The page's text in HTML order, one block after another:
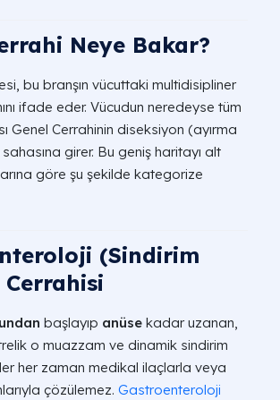
Neye Bakar?
bu branşın vücuttaki multidisipliner
ifade eder. Vücudun neredeyse tüm
Genel Cerrahinin diseksiyon (ayırma
girer. Bu geniş haritayı alt
göre şu şekilde kategorize
(Sindirim
başlayıp anüse kadar uzanan,
o muazzam ve dinamik sindirim
her zaman medikal ilaçlarla veya
çözülemez. Gastroenteroloji